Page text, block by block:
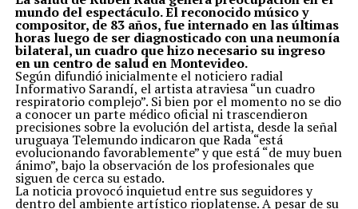
mundo del espectáculo. El reconocido músico y
compositor, de 83 años, fue internado en las últimas
horas luego de ser diagnosticado con una neumonía
bilateral, un cuadro que hizo necesario su ingreso
en un centro de salud en Montevideo.
Según difundió inicialmente el noticiero radial
Informativo Sarandí, el artista atraviesa “un cuadro
respiratorio complejo”. Si bien por el momento no se dio
a conocer un parte médico oficial ni trascendieron
precisiones sobre la evolución del artista, desde la señal
uruguaya Telemundo indicaron que Rada “está
evolucionando favorablemente” y que está “de muy buen
ánimo”, bajo la observación de los profesionales que
siguen de cerca su estado.
La noticia provocó inquietud entre sus seguidores y
dentro del ambiente artístico rioplatense. A pesar de su